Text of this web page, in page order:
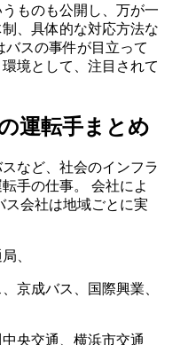
ものも公開し、万が一
、具体的な対応方法な
バスの事件が目立って
境として、注目されて
運転手まとめ
など、社会のインフラ
手の仕事。 会社によ
ス会社は地域ごとに実
、
京成バス、国際興業、
央交通、横浜市交通